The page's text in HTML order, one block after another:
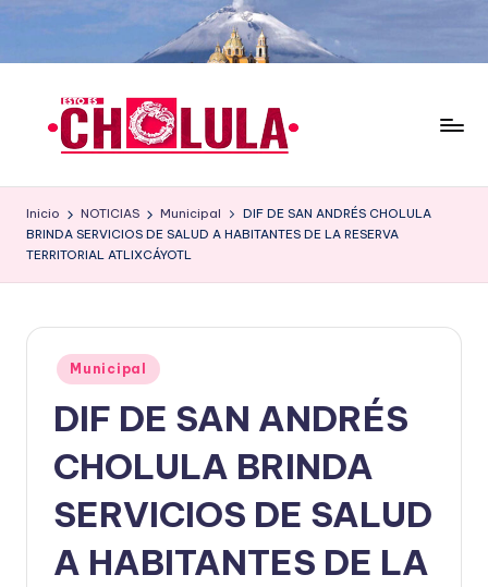
contenido
Inicio NOTICIAS Municipal
DIF DE SAN ANDRÉS CHOLULA
BRINDA SERVICIOS DE SALUD A HABITANTES DE LA RESERVA
TERRITORIAL ATLIXCÁYOTL
Publicado
en
Municipal
DIF DE SAN ANDRÉS
CHOLULA BRINDA
SERVICIOS DE SALUD
A HABITANTES DE LA